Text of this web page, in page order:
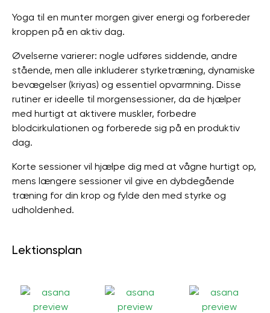
Yoga til en munter morgen giver energi og forbereder
kroppen på en aktiv dag.
Øvelserne varierer: nogle udføres siddende, andre
stående, men alle inkluderer styrketræning, dynamiske
bevægelser (kriyas) og essentiel opvarmning. Disse
rutiner er ideelle til morgensessioner, da de hjælper
med hurtigt at aktivere muskler, forbedre
blodcirkulationen og forberede sig på en produktiv
dag.
Korte sessioner vil hjælpe dig med at vågne hurtigt op,
mens længere sessioner vil give en dybdegående
træning for din krop og fylde den med styrke og
udholdenhed.
Lektionsplan